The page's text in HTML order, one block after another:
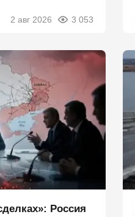
2 авг 2026 3 053
Россия